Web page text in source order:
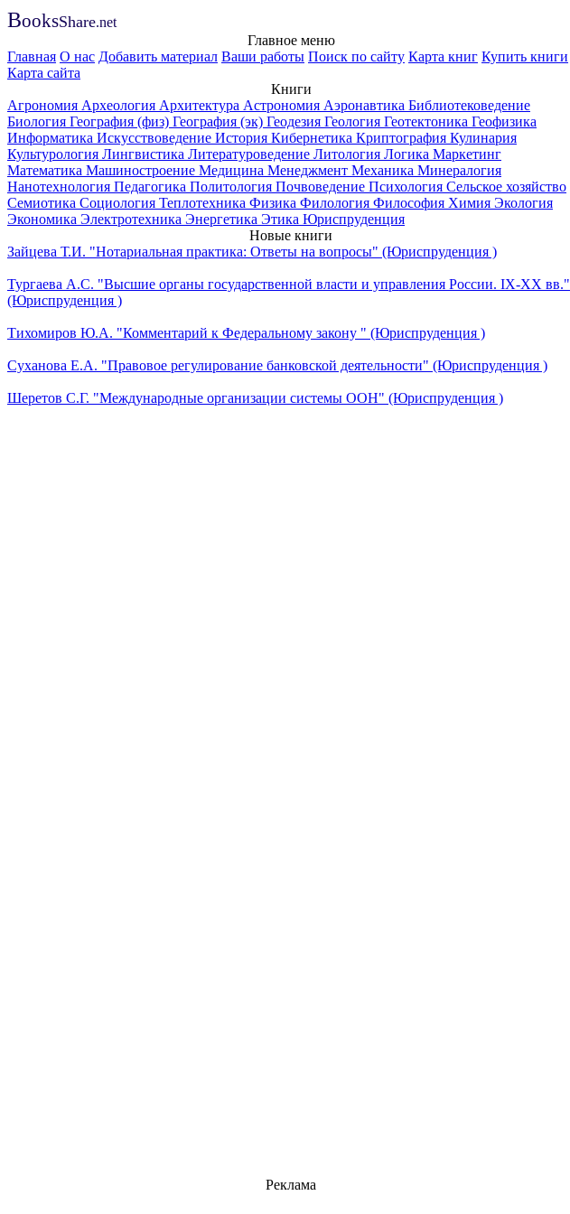
BooksShare.net
Главное меню
Главная О нас Добавить материал Ваши работы Поиск по сайту Карта книг Купить книги
Карта сайта
Книги
Агрономия Археология Архитектура Астрономия Аэронавтика Библиотековедение
Биология География (физ) География (эк) Геодезия Геология Геотектоника Геофизика
Информатика Искусствоведение История Кибернетика Криптография Кулинария
Культурология Лингвистика Литературоведение Литология Логика Маркетинг
Математика Машиностроение Медицина Менеджмент Механика Минералогия
Нанотехнология Педагогика Политология Почвоведение Психология Сельское хозяйство
Семиотика Социология Теплотехника Физика Филология Философия Химия Экология
Экономика Электротехника Энергетика Этика Юриспруденция
Новые книги
Зайцева Т.И. "Нотариальная практика: Ответы на вопросы" (Юриспруденция )
Тургаева А.С. "Высшие органы государственной власти и управления России. IХ-ХХ вв."
(Юриспруденция )
Тихомиров Ю.А. "Комментарий к Федеральному закону " (Юриспруденция )
Суханова Е.А. "Правовое регулирование банковской деятельности" (Юриспруденция )
Шеретов С.Г. "Международные организации системы ООН" (Юриспруденция )
Реклама